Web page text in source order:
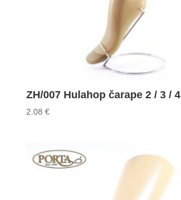
ZH/007 Hulahop čarape 2 / 3 / 4
2.08 €